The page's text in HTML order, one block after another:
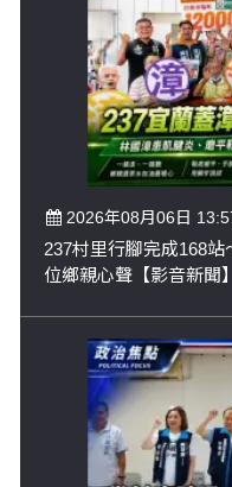
2026年08月06日
237村里行腳完成168
位鄉親心聲【影音新聞】